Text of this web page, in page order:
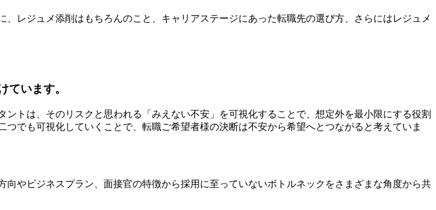
レジュメ添削はもちろんのこと、キャリアステージにあった転職先の選び方、さらにはレジュメ
ています。
トは、そのリスクと思われる「みえない不安」を可視化することで、想定外を最小限にする役割
でも可視化していくことで、転職ご希望者様の決断は不安から希望へとつながると考えていま
やビジネスプラン、面接官の特徴から採用に至っていないボトルネックをさまざまな角度から共